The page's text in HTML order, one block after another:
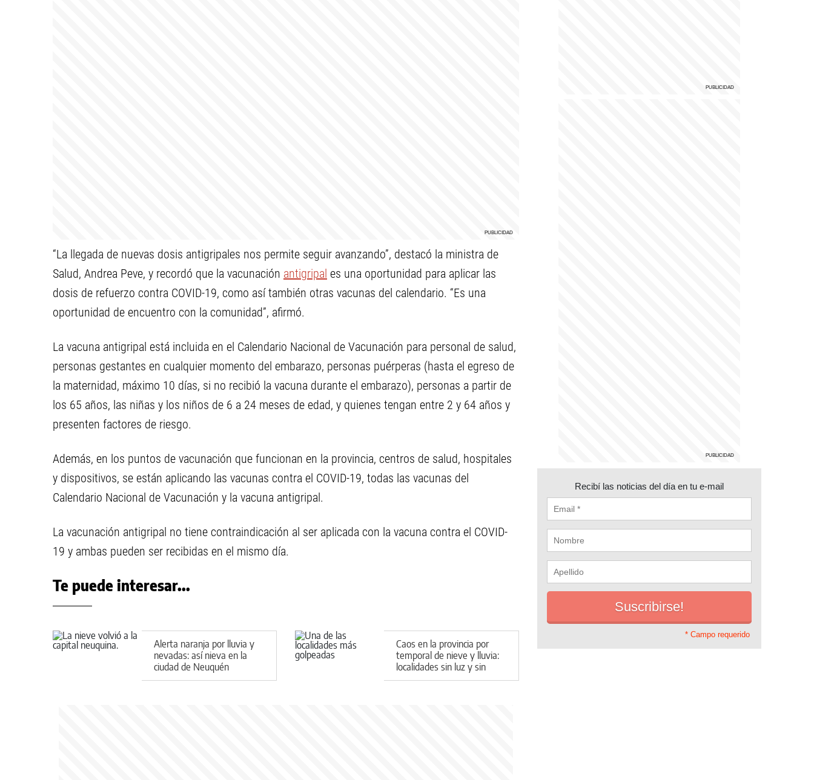
“La llegada de nuevas dosis antigripales nos permite seguir avanzando”, destacó la ministra de
Salud, Andrea Peve, y recordó que la vacunación antigripal es una oportunidad para aplicar las
dosis de refuerzo contra COVID-19, como así también otras vacunas del calendario. “Es una
oportunidad de encuentro con la comunidad”, afirmó.
La vacuna antigripal está incluida en el Calendario Nacional de Vacunación para personal de salud,
personas gestantes en cualquier momento del embarazo, personas puérperas (hasta el egreso de
la maternidad, máximo 10 días, si no recibió la vacuna durante el embarazo), personas a partir de
los 65 años, las niñas y los niños de 6 a 24 meses de edad, y quienes tengan entre 2 y 64 años y
presenten factores de riesgo.
Además, en los puntos de vacunación que funcionan en la provincia, centros de salud, hospitales
y dispositivos, se están aplicando las vacunas contra el COVID-19, todas las vacunas del
Calendario Nacional de Vacunación y la vacuna antigripal.
La vacunación antigripal no tiene contraindicación al ser aplicada con la vacuna contra el COVID-
19 y ambas pueden ser recibidas en el mismo día.
Te puede interesar...
Alerta naranja por lluvia y
nevadas: así nieva en la
ciudad de Neuquén
Caos en la provincia por
temporal de nieve y lluvia:
localidades sin luz y sin
clases
Recibí las noticias del día en tu e-mail
* Campo requerido